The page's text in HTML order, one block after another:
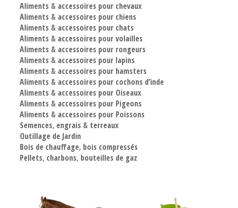
Aliments & accessoires pour chevaux
Aliments & accessoires pour chiens
Aliments & accessoires pour chats
Aliments & accessoires pour volailles
Aliments & accessoires pour rongeurs
Aliments & accessoires pour lapins
Aliments & accessoires pour hamsters
Aliments & accessoires pour cochons d’inde
Aliments & accessoires pour Oiseaux
Aliments & accessoires pour Pigeons
Aliments & accessoires pour Poissons
Semences, engrais & terreaux
Outillage de Jardin
Bois de chauffage, bois compressés
Pellets, charbons, bouteilles de gaz